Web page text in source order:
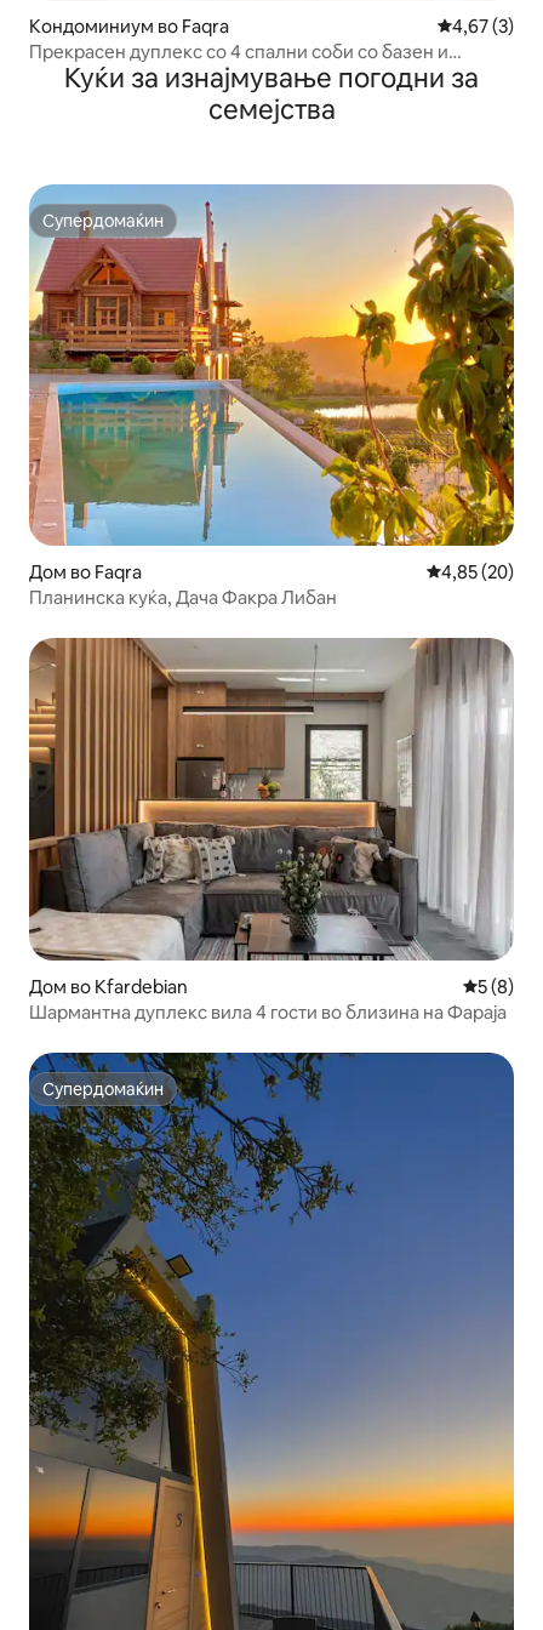
Кондоминиум во Faqra Просечна
4,67 (3)
Прекрасен дуплекс со 4 спални соби со базен и
неверојатен поглед
Куќи за изнајмување погодни за
семејства
Супердомаќин
Супердомаќин
Дом во Faqra Просечна
4,85 (20)
Планинска куќа, Дача Факра Либан
Дом во Kfardebian
5 (8)
Шармантна дуплекс вила 4 гости во близина на Фараја
Супердомаќин
Супердомаќин